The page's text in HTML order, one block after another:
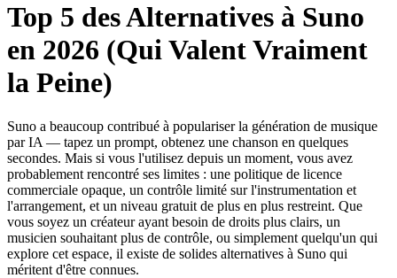
Top 5 des Alternatives à Suno
en 2026 (Qui Valent Vraiment
la Peine)
Suno a beaucoup contribué à populariser la génération de musique
par IA — tapez un prompt, obtenez une chanson en quelques
secondes. Mais si vous l'utilisez depuis un moment, vous avez
probablement rencontré ses limites : une politique de licence
commerciale opaque, un contrôle limité sur l'instrumentation et
l'arrangement, et un niveau gratuit de plus en plus restreint. Que
vous soyez un créateur ayant besoin de droits plus clairs, un
musicien souhaitant plus de contrôle, ou simplement quelqu'un qui
explore cet espace, il existe de solides alternatives à Suno qui
méritent d'être connues.